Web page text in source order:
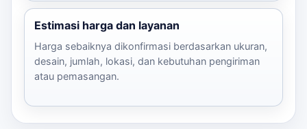
Estimasi harga dan layanan
Harga sebaiknya dikonfirmasi berdasarkan ukuran,
desain, jumlah, lokasi, dan kebutuhan pengiriman
atau pemasangan.